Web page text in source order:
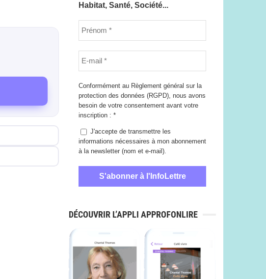
Habitat, Santé, Société...
Conformément au Règlement général sur la
protection des données (RGPD), nous avons
besoin de votre consentement avant votre
inscription : *
J'accepte de transmettre les
informations nécessaires à mon abonnement
à la newsletter (nom et e-mail).
DÉCOUVRIR L’APPLI APPROFONLIRE